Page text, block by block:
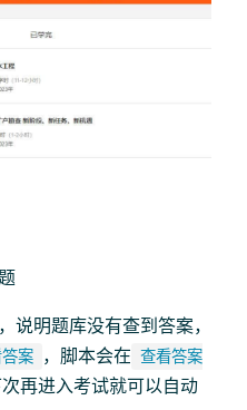
说明题库没有查到答案，
案 ，脚本会在 查看答案
再进入考试就可以自动